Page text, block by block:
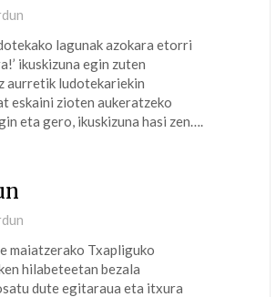
lagunak azokara etorri
ikuskizuna egin zuten
aurretik ludotekariekin
eskaini zioten aukeratzeko
eta gero, ikuskizuna hasi zen….
maiatzerako Txapliguko
hilabeteetan bezala
dute egitaraua eta itxura